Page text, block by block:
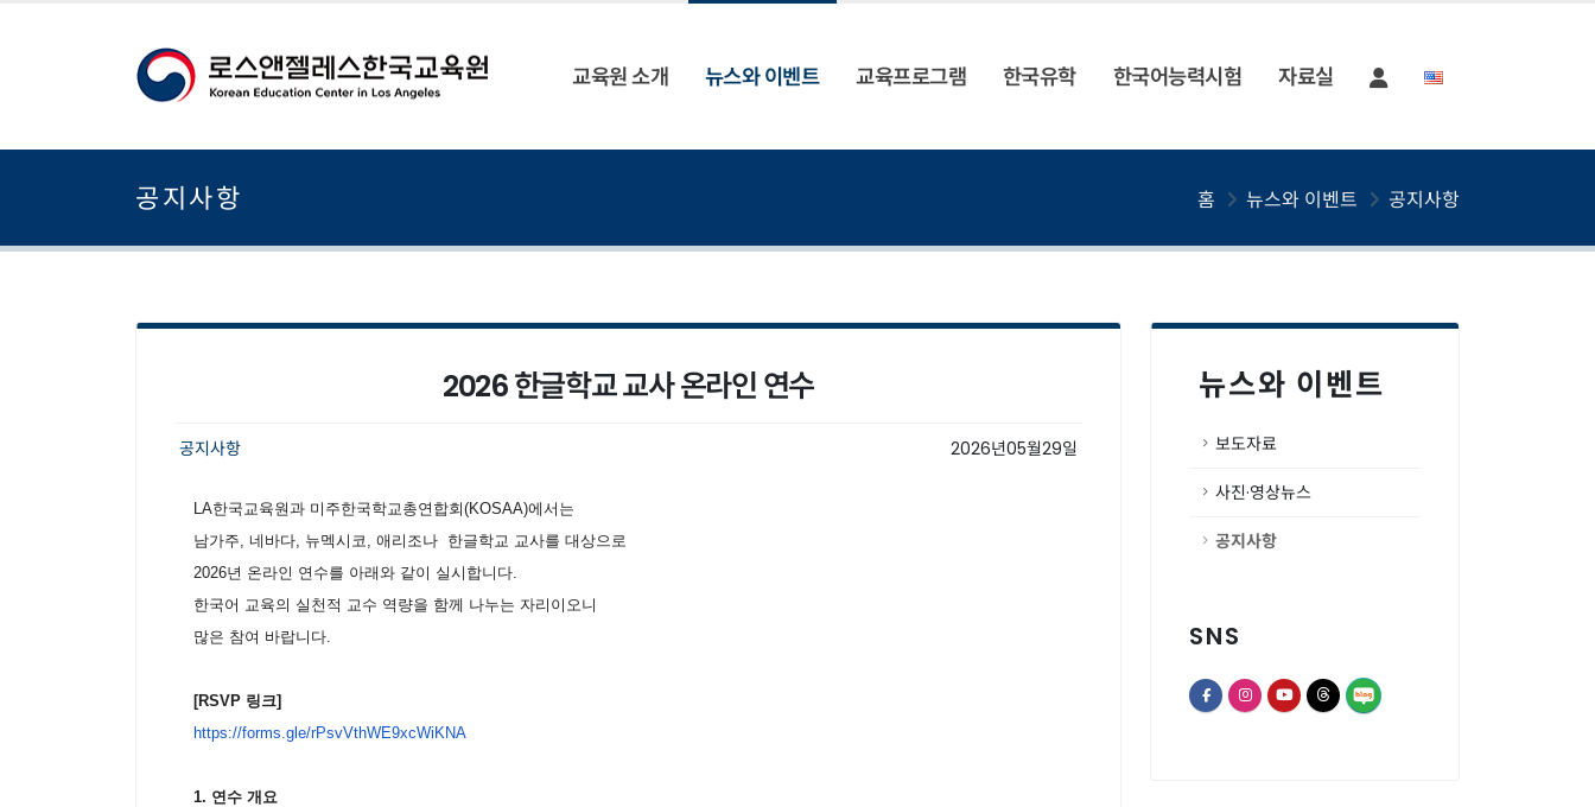
교육원 소개 뉴스와 이벤트 교육프로그램 한국유학 한국어능력시험 자료실
공지사항 홈 뉴스와 이벤트 공지사항
뉴스와 이벤트
보도자료
사진·영상뉴스
공지사항
SNS
opens a new window of Facebook page
opens a new window of Instagram
opens a new window of Youtube
opens a new window of Threads
opens a new window of
2026 한글학교 교사 온라인 연수
공지사항 2026년05월29일
LA한국교육원과 미주한국학교총연합회(KOSAA)에서는
남가주, 네바다, 뉴멕시코, 애리조나 한글학교 교사를 대상으로
2026년 온라인 연수를 아래와 같이 실시합니다.
한국어 교육의 실천적 교수 역량을 함께 나누는 자리이오니
많은 참여 바랍니다.
[RSVP 링크]
https://forms.gle/rPsvVthWE9xcWiKNA
1. 연수 개요